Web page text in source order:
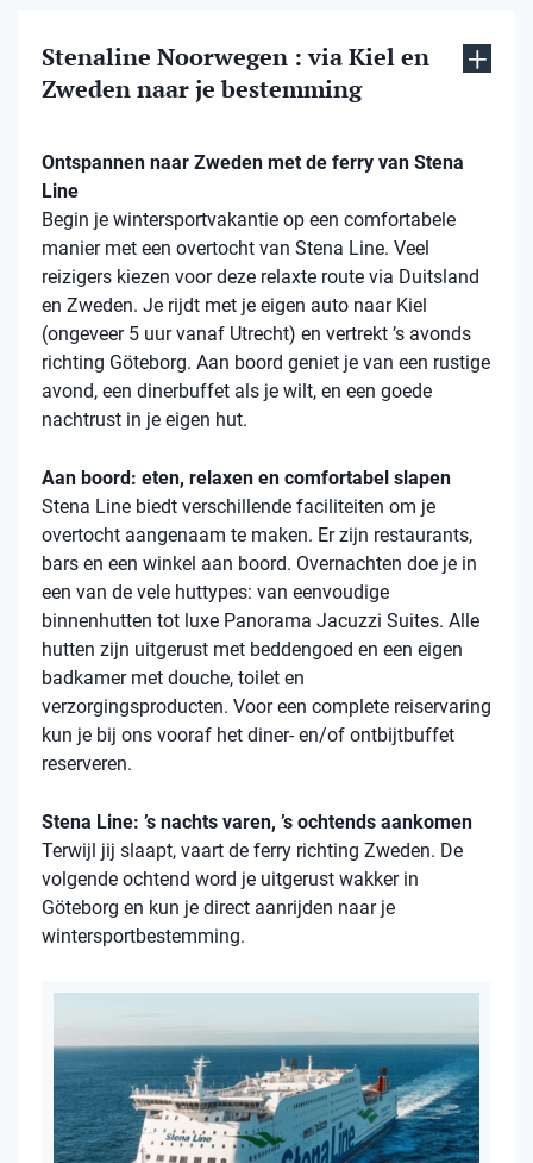
Stenaline Noorwegen : via Kiel en
Zweden naar je bestemming
Ontspannen naar Zweden met de ferry van Stena
Line
Begin je wintersportvakantie op een comfortabele
manier met een overtocht van Stena Line. Veel
reizigers kiezen voor deze relaxte route via Duitsland
en Zweden. Je rijdt met je eigen auto naar Kiel
(ongeveer 5 uur vanaf Utrecht) en vertrekt ’s avonds
richting Göteborg. Aan boord geniet je van een rustige
avond, een dinerbuffet als je wilt, en een goede
nachtrust in je eigen hut.
Aan boord: eten, relaxen en comfortabel slapen
Stena Line biedt verschillende faciliteiten om je
overtocht aangenaam te maken. Er zijn restaurants,
bars en een winkel aan boord. Overnachten doe je in
een van de vele huttypes: van eenvoudige
binnenhutten tot luxe Panorama Jacuzzi Suites. Alle
hutten zijn uitgerust met beddengoed en een eigen
badkamer met douche, toilet en
verzorgingsproducten. Voor een complete reiservaring
kun je bij ons vooraf het diner- en/of ontbijtbuffet
reserveren.
Stena Line: ’s nachts varen, ’s ochtends aankomen
Terwijl jij slaapt, vaart de ferry richting Zweden. De
volgende ochtend word je uitgerust wakker in
Göteborg en kun je direct aanrijden naar je
wintersportbestemming.